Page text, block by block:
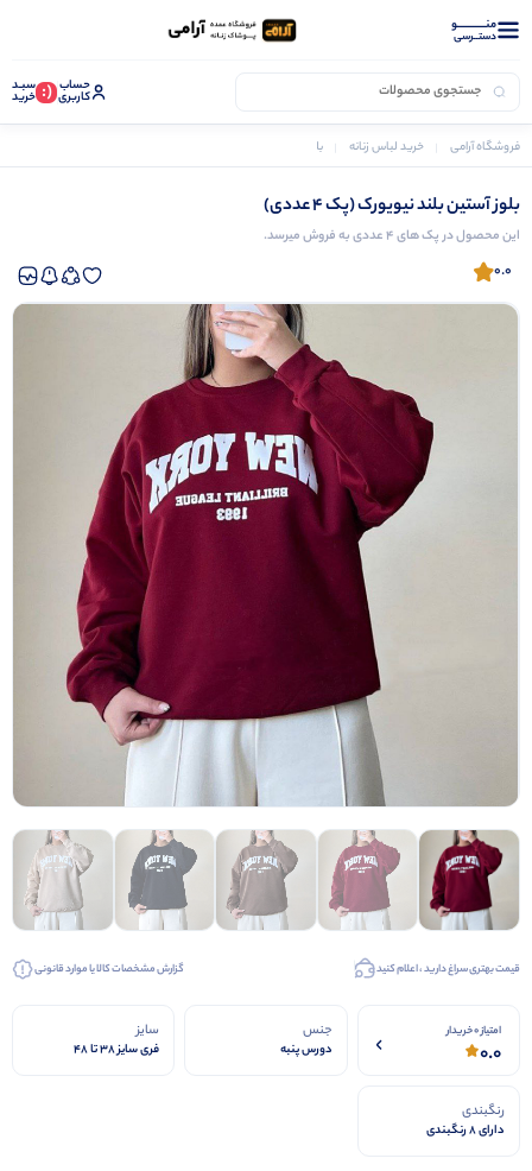
منــــــــــــو
دستــرسی
حساب
کاربری (: سبـد
خرید
فروشگاه آرامی خرید لباس زنانه بلوز زنانه
بلوز آستین بلند نیویورک (پک 4 عددی)
این محصول در پک های 4 عددی به فروش میرسد.
0.0
قیمت بهتری سراغ دارید ، اعلام کنید گزارش مشخصات کالا یا موارد قانونی
امتیاز 0 خریدار
0.0
جنس
دورس پنبه
سایز
فری سایز 38 تا 48
رنگبندی
دارای 8 رنگبندی